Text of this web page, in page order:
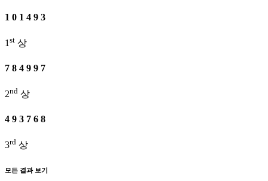
1 0 1 4 9 3
1st 상
7 8 4 9 9 7
2nd 상
4 9 3 7 6 8
3rd 상
모든 결과 보기